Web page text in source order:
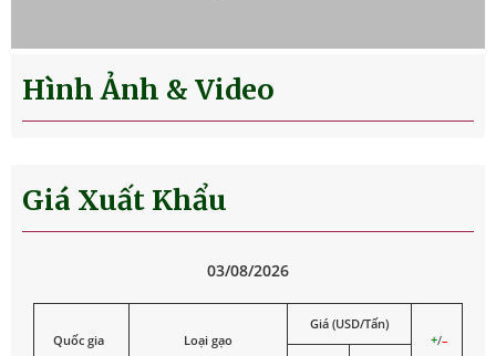
Hình Ảnh & Video
Giá Xuất Khẩu
03/08/2026
Quốc gia Loại gạo
Giá (USD/Tấn)
+/–